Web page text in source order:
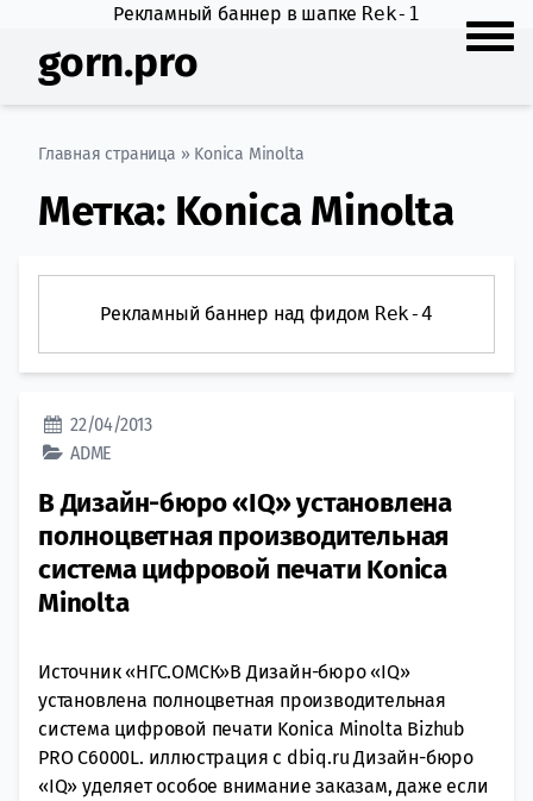
Рекламный баннер в шапке Rek-1
gorn.pro
Главная страница » Konica Minolta
Метка: Konica Minolta
Рекламный баннер над фидом Rek-4
22/04/2013
ADME
В Дизайн-бюро «IQ» установлена
полноцветная производительная
система цифровой печати Konica
Minolta
Источник «НГС.ОМСК»В Дизайн-бюро «IQ»
установлена полноцветная производительная
система цифровой печати Konica Minolta Bizhub
PRO C6000L. иллюстрация с dbiq.ru Дизайн-бюро
«IQ» уделяет особое внимание заказам, даже если